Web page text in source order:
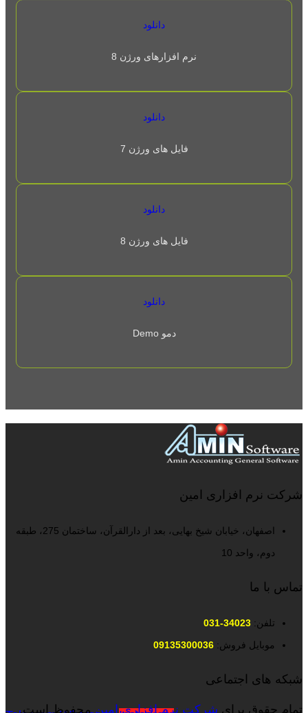
دانلود
نرم افزارهای ورژن 8
دانلود
فایل های ورژن 7
دانلود
فایل های ورژن 8
دانلود
دمو Demo
شرکت نرم افزاری امین
اصفهان، خیابان شیخ بهایی، بعد از دارالقرآن، ساختمان 275، طبقه
دوم، واحد 10
تماس با ما
تلفن: 34023-031
موبایل فروش: 09135300036
شبکه های اجتماعی
تمام حقوق برای شرکت نرم افزاری امینمحفوظ است.